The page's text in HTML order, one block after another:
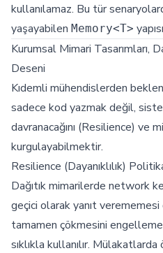
kullanılamaz. Bu tür
yaşayabilen Memory<T>
Kurumsal Mimari Tasarımları,
Deseni
Kıdemli mühendislerden
sadece kod yazmak değil,
davranacağını (Resilience) ve
kurgulayabilmektir.
Resilience (Dayanıklılık)
Dağıtık mimarilerde network
geçici olarak yanıt
tamamen çökmesini
sıklıkla kullanılır.